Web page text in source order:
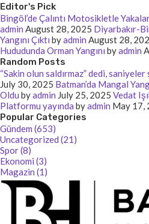
Editor's Pick
Bingöl’de Çalıntı Motosikletle
admin August 28, 2025 Diyarbakır-
Yangını Çıktı byadmin August 28,
Hududunda Orman Yangını byadmin
Random Posts
“Sakin olun saldırmaz” dedi,
July 30, 2025 Batman’da Mangal
Oldu byadmin July 25, 2025 Vedat
Platformu yayında byadmin May 17,
Popular Categories
Gündem (653)
Uncategorized (21)
Spor (8)
Ekonomi (3)
Magazin (1)